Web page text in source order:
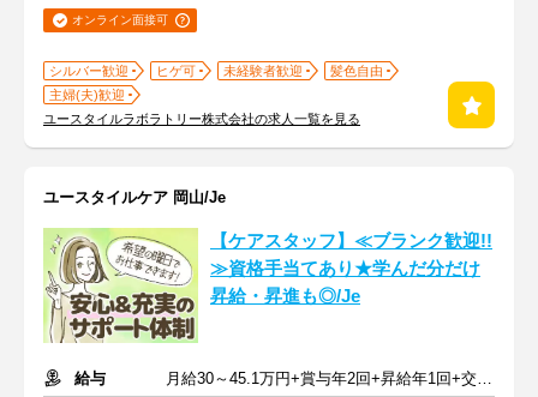
オンライン面接可
シルバー歓迎 ヒゲ可 未経験者歓迎
髪色自由
主婦(夫)歓迎
ユースタイルラボラトリー株式会社の求人一覧を見る
ユースタイルケア 岡山/Je
【ケアスタッフ】≪ブランク歓迎!!
≫資格手当てあり★学んだ分だけ
昇給・昇進も◎/Je
給与
月給30～45.1万円+賞与年2回+昇給年1回+交通費全額